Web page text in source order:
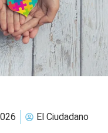
El Ciudadano